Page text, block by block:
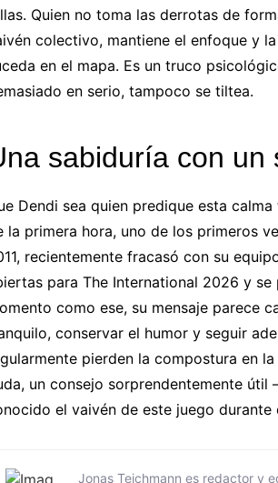
Quien no toma las derrotas de
colectivo, mantiene el enfoque y
en el mapa. Es un truco
en serio, tampoco se tiltea.
sabiduría con un
Dendi sea quien predique esta
la primera hora, uno de los primeros
recientemente fracasó con su
para The International 2026 y
como ese, su mensaje parece
conservar el humor y seguir
pierden la compostura en
un consejo sorprendentemente útil
el vaivén de este juego durante
Jonas Teichmann es redactor y